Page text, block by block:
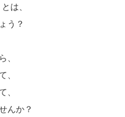
は、
う？
、
、
、
んか？